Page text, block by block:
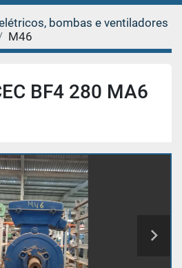
bombas e ventiladores
M46
BF4 280 MA6